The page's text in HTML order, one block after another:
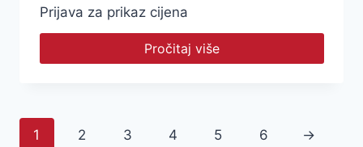
Prijava za prikaz cijena
Pročitaj više
1 2 3 4 5 6 →